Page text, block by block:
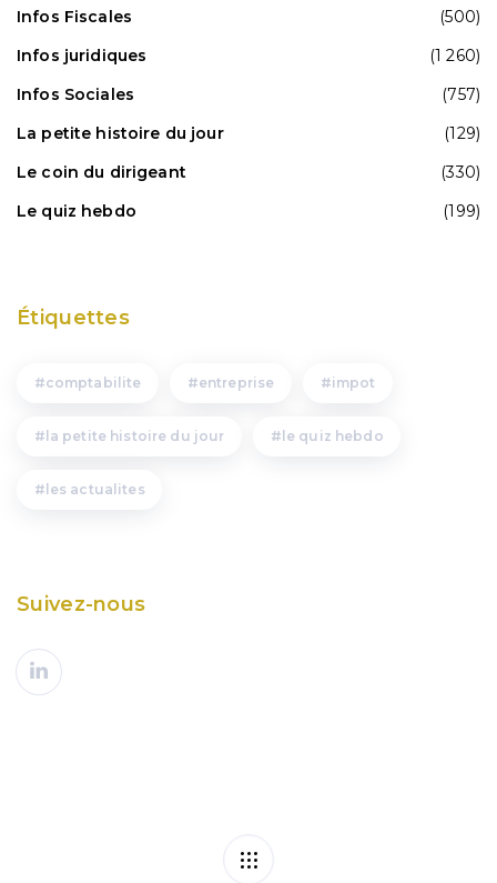
Infos Fiscales
(500)
Infos juridiques
(1 260)
Infos Sociales
(757)
La petite histoire du jour
(129)
Le coin du dirigeant
(330)
Le quiz hebdo
(199)
Étiquettes
comptabilite entreprise impot
la petite histoire du jour le quiz hebdo
les actualites
Suivez-nous